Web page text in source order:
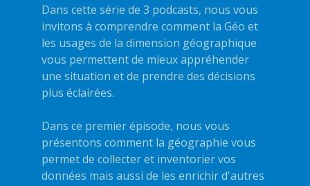
Dans cette série de 3 podcasts, nous vous
invitons à comprendre comment la Géo et
les usages de la dimension géographique
vous permettent de mieux appréhender
une situation et de prendre des décisions
plus éclairées.
Dans ce premier épisode, nous vous
présentons comment la géographie vous
permet de collecter et inventorier vos
données mais aussi de les enrichir d'autres